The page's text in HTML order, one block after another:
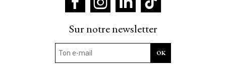
Sur notre newsletter